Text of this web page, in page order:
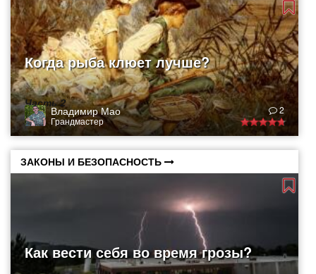
Когда рыба клюет лучше?
Часть 2
Владимир Мао
Грандмастер
2
ЗАКОНЫ И БЕЗОПАСНОСТЬ
Как вести себя во время грозы?